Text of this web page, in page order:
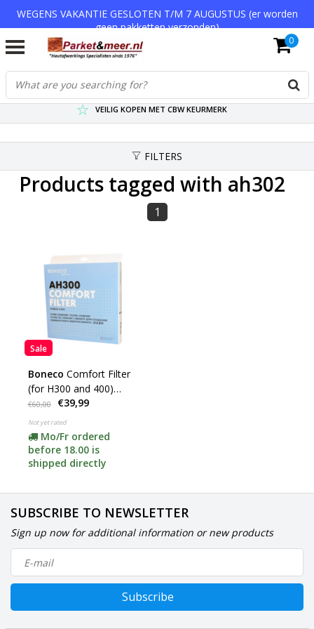
WEGENS VAKANTIE GESLOTEN T/M 7 AUGUSTUS (er worden
geen pakketten verzonden)
VERZENDKOSTEN € 7,95 (GRATIS VA €75,-)
SCHERPSTE PRIJZEN TOT WEL 75% KORTING !
VEILIG KOPEN MET CBW KEURMERK
0
FILTERS
Products tagged with ah302
1
Sale
Boneco Comfort Filter
(for H300 and 400)
Type: AH302
€60,00 €39,99
Not yet rated
Mo/Fr ordered
before 18.00 is
shipped directly
SUBSCRIBE TO NEWSLETTER
Sign up now for additional information or new products
Subscribe